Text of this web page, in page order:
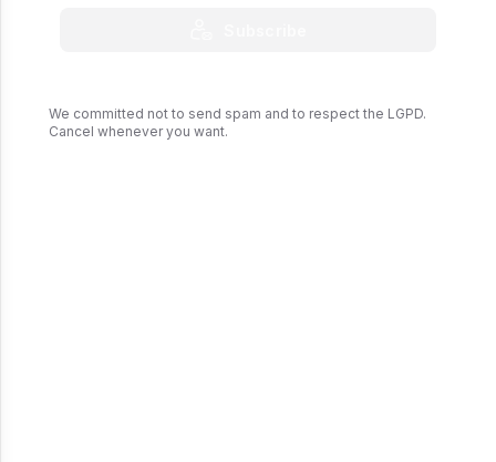
We committed not to send spam and to respect the LGPD.
Cancel whenever you want.